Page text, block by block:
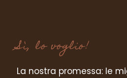
Sì, lo voglio!
La nostra promessa: le